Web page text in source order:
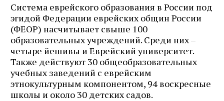
Система еврейского образования в России под
эгидой Федерации еврейских общин России
(ФЕОР) насчитывает свыше 100
образовательных учреждений. Среди них –
четыре йешивы и Еврейский университет.
Также действуют 30 общеобразовательных
учебных заведений с еврейским
этнокультурным компонентом, 94 воскресные
школы и около 30 детских садов.